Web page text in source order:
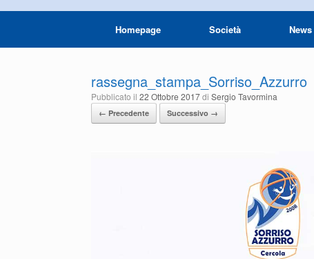
Homepage Società News
rassegna_stampa_Sorriso_Azzurro
Pubblicato il 22 Ottobre 2017di Sergio Tavormina
← Precedente Successivo →